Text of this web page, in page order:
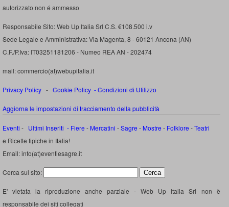
autorizzato non é ammesso
Responsabile Sito: Web Up Italia Srl C.S. €108.500 i.v
Sede Legale e Amministrativa: Via Magenta, 8 - 60121 Ancona (AN)
C.F./P.Iva: IT03251181206 - Numeo REA AN - 202474
mail: commercio(at)webupitalia.it
Privacy Policy - Cookie Policy -Condizioni di Utilizzo
Aggiorna le impostazioni di tracciamento della pubblicità
Eventi - Ultimi Inseriti - Fiere - Mercatini -Sagre - Mostre - Folklore -Teatri
e Ricette tipiche in Italia!
Email: info(at)eventiesagre.it
Cerca sul sito:
E' vietata la riproduzione anche parziale - Web Up Italia Srl non è
responsabile dei siti collegati